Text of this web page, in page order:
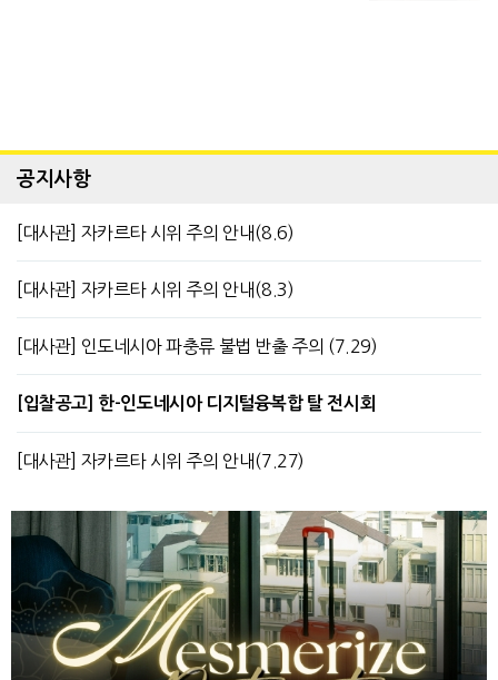
공지사항
[대사관] 자카르타 시위 주의 안내(8.6)
[대사관] 자카르타 시위 주의 안내(8.3)
[대사관] 인도네시아 파충류 불법 반출 주의 (7.29)
[입찰공고] 한-인도네시아 디지털융복합 탈 전시회
[대사관] 자카르타 시위 주의 안내(7.27)